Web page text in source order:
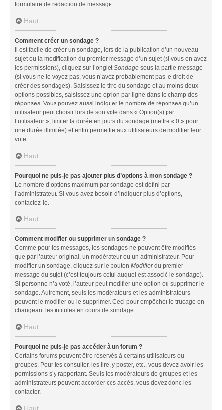
formulaire de rédaction de message.
Haut
Comment créer un sondage ?
Il est facile de créer un sondage, lors de la publication d’un nouveau
sujet ou la modification du premier message d’un sujet (si vous en avez
les permissions), cliquez sur l’ongletSondage sous la partie message
(si vous ne le voyez pas, vous n’avez probablement pas le droit de
créer des sondages). Saisissez le titre du sondage et au moins deux
options possibles, saisissez une option par ligne dans le champ des
réponses. Vous pouvez aussi indiquer le nombre de réponses qu’un
utilisateur peut choisir lors de son vote dans « Option(s) par
l’utilisateur », limiter la durée en jours du sondage (mettre « 0 » pour
une durée illimitée) et enfin permettre aux utilisateurs de modifier leur
vote.
Haut
Pourquoi ne puis-je pas ajouter plus d’options à mon sondage ?
Le nombre d’options maximum par sondage est défini par
l’administrateur. Si vous avez besoin d’indiquer plus d’options,
contactez-le.
Haut
Comment modifier ou supprimer un sondage ?
Comme pour les messages, les sondages ne peuvent être modifiés
que par l’auteur original, un modérateur ou un administrateur. Pour
modifier un sondage, cliquez sur le bouton Modifierdu premier
message du sujet (c’est toujours celui auquel est associé le sondage).
Si personne n’a voté, l’auteur peut modifier une option ou supprimer le
sondage. Autrement, seuls les modérateurs et les administrateurs
peuvent le modifier ou le supprimer. Ceci pour empêcher le trucage en
changeant les intitulés en cours de sondage.
Haut
Pourquoi ne puis-je pas accéder à un forum ?
Certains forums peuvent être réservés à certains utilisateurs ou
groupes. Pour les consulter, les lire, y poster, etc., vous devez avoir les
permissions s’y rapportant. Seuls les modérateurs de groupes et les
administrateurs peuvent accorder ces accès, vous devez donc les
contacter.
Haut